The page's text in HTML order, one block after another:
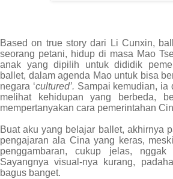
Based on true story dari Li Cunxin,
seorang petani, hidup di masa Mao
anak yang dipilih untuk dididik
ballet, dalam agenda Mao untuk bisa
negara ‘cultured’. Sampai kemudian, ia
melihat kehidupan yang berbeda,
mempertanyakan cara pemerintahan
Buat aku yang belajar ballet, akhirnya
pengajaran ala Cina yang keras,
penggambaran, cukup jelas, nggak
Sayangnya visual-nya kurang,
bagus banget.